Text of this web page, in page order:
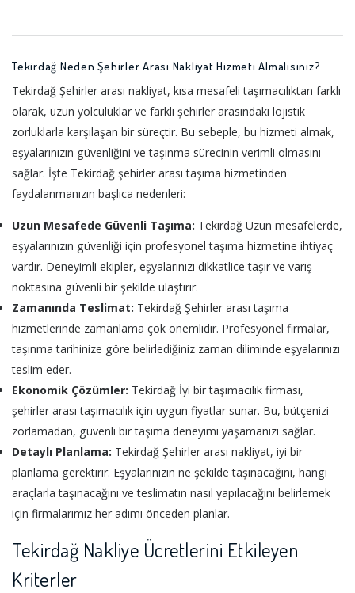
Tekirdağ Neden Şehirler Arası Nakliyat Hizmeti Almalısınız?
Tekirdağ Şehirler arası nakliyat, kısa mesafeli taşımacılıktan farklı
olarak, uzun yolculuklar ve farklı şehirler arasındaki lojistik
zorluklarla karşılaşan bir süreçtir. Bu sebeple, bu hizmeti almak,
eşyalarınızın güvenliğini ve taşınma sürecinin verimli olmasını
sağlar. İşte Tekirdağ şehirler arası taşıma hizmetinden
faydalanmanızın başlıca nedenleri:
Uzun Mesafede Güvenli Taşıma: Tekirdağ Uzun mesafelerde,
eşyalarınızın güvenliği için profesyonel taşıma hizmetine ihtiyaç
vardır. Deneyimli ekipler, eşyalarınızı dikkatlice taşır ve varış
noktasına güvenli bir şekilde ulaştırır.
Zamanında Teslimat: Tekirdağ Şehirler arası taşıma
hizmetlerinde zamanlama çok önemlidir. Profesyonel firmalar,
taşınma tarihinize göre belirlediğiniz zaman diliminde eşyalarınızı
teslim eder.
Ekonomik Çözümler: Tekirdağ İyi bir taşımacılık firması,
şehirler arası taşımacılık için uygun fiyatlar sunar. Bu, bütçenizi
zorlamadan, güvenli bir taşıma deneyimi yaşamanızı sağlar.
Detaylı Planlama: Tekirdağ Şehirler arası nakliyat, iyi bir
planlama gerektirir. Eşyalarınızın ne şekilde taşınacağını, hangi
araçlarla taşınacağını ve teslimatın nasıl yapılacağını belirlemek
için firmalarımız her adımı önceden planlar.
Tekirdağ Nakliye Ücretlerini Etkileyen
Kriterler